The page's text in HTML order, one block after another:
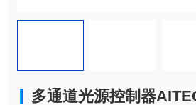
多通道光源控制器